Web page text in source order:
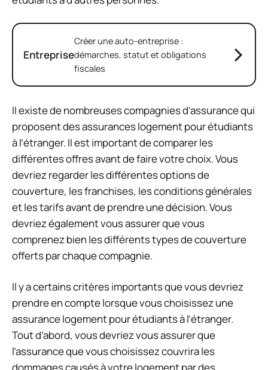
Entreprise
Créer une auto-entreprise :
démarches, statut et obligations
fiscales
Il existe de nombreuses compagnies d’assurance qui
proposent des assurances logement pour étudiants
à l’étranger. Il est important de comparer les
différentes offres avant de faire votre choix. Vous
devriez regarder les différentes options de
couverture, les franchises, les conditions générales
et les tarifs avant de prendre une décision. Vous
devriez également vous assurer que vous
comprenez bien les différents types de couverture
offerts par chaque compagnie.
Il y a certains critères importants que vous devriez
prendre en compte lorsque vous choisissez une
assurance logement pour étudiants à l’étranger.
Tout d’abord, vous devriez vous assurer que
l’assurance que vous choisissez couvrira les